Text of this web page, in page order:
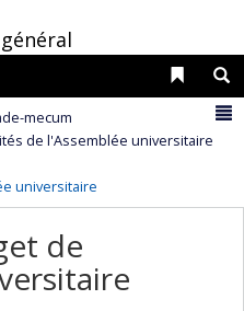
Liens
mecum
de l'Assemblée universitaire
universitaire
de